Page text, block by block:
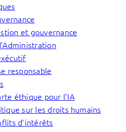
et gouvernance
responsable
éthique pour l’IA
sur les droits humains
d’intérêts